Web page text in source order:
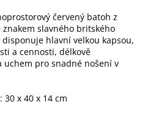
červený batoh z
slavného britského
hlavní velkou kapsou,
a cennosti, délkově
pro snadné nošení v
30 x 40 x 14 cm